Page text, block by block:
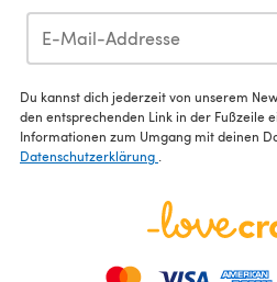
Du kannst dich jederzeit von unserem
den entsprechenden Link in der Fußzeile
Informationen zum Umgang mit deinen
Datenschutzerklärung